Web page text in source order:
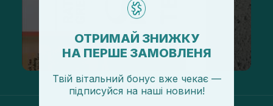
ОТРИМАЙ ЗНИЖКУ
НА ПЕРШЕ ЗАМОВЛЕНЯ
Твій вітальний бонус вже чекає —
підписуйся на наші новини!